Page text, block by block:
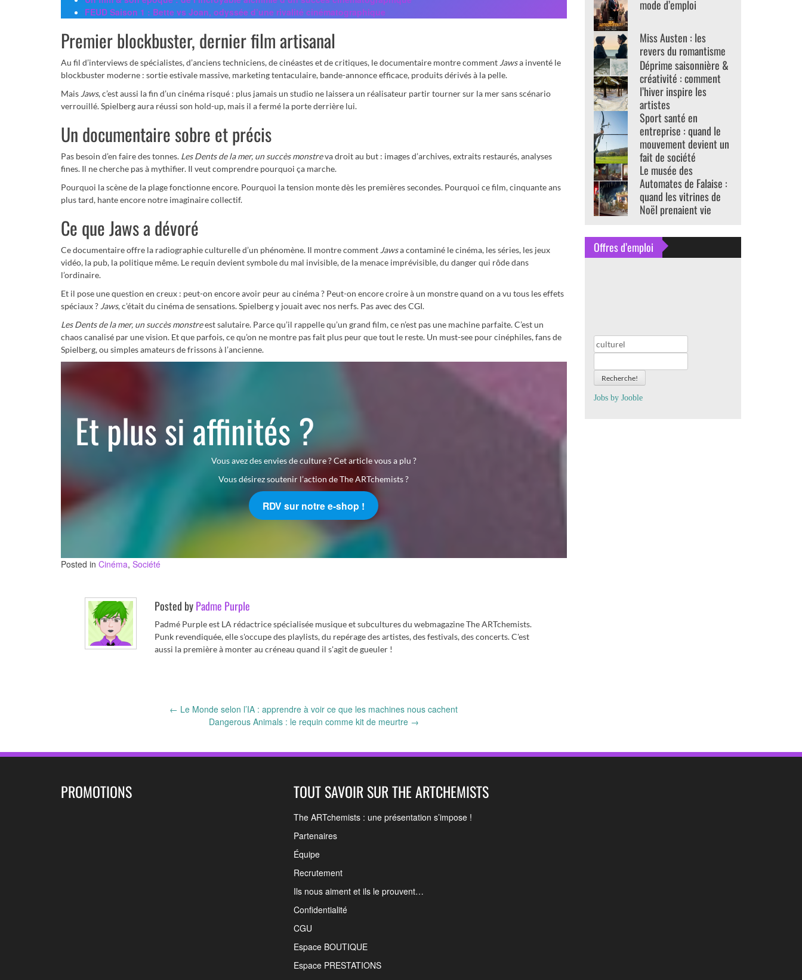
FEUD Saison 1 : Bette vs Joan, odyssée d’une rivalité cinématographique
Premier blockbuster, dernier film artisanal
Au fil d’interviews de spécialistes, d’anciens techniciens, de cinéastes et de critiques, le documentaire montre comment Jawsa inventé le
blockbuster moderne : sortie estivale massive, marketing tentaculaire, bande-annonce efficace, produits dérivés à la pelle.
Mais Jaws, c’est aussi la fin d’un cinéma risqué : plus jamais un studio ne laissera un réalisateur partir tourner sur la mer sans scénario
verrouillé. Spielberg aura réussi son hold-up, mais il a fermé la porte derrière lui.
Un documentaire sobre et précis
Pas besoin d’en faire des tonnes. Les Dents de la mer, un succès monstreva droit au but : images d’archives, extraits restaurés, analyses
fines. Il ne cherche pas à mythifier. Il veut comprendre pourquoi ça marche.
Pourquoi la scène de la plage fonctionne encore. Pourquoi la tension monte dès les premières secondes. Pourquoi ce film, cinquante ans
plus tard, hante encore notre imaginaire collectif.
Ce que Jaws a dévoré
Ce documentaire offre la radiographie culturelle d’un phénomène. Il montre comment Jawsa contaminé le cinéma, les séries, les jeux
vidéo, la pub, la politique même. Le requin devient symbole du mal invisible, de la menace imprévisible, du danger qui rôde dans
l’ordinaire.
Et il pose une question en creux : peut-on encore avoir peur au cinéma ? Peut-on encore croire à un monstre quand on a vu tous les effets
spéciaux ? Jaws, c’était du cinéma de sensations. Spielberg y jouait avec nos nerfs. Pas avec des CGI.
Les Dents de la mer, un succès monstreest salutaire. Parce qu’il rappelle qu’un grand film, ce n’est pas une machine parfaite. C’est un
chaos canalisé par une vision. Et que parfois, ce qu’on ne montre pas fait plus peur que tout le reste. Un must-see pour cinéphiles, fans de
Spielberg, ou simples amateurs de frissons à l’ancienne.
Et plus si affinités ?
Vous avez des envies de culture ? Cet article vous a plu ?
Vous désirez soutenir l’action de The ARTchemists ?
RDV sur notre e-shop !
Posted in Cinéma, Société
Posted byPadme Purple
Padmé Purple est LA rédactrice spécialisée musique et subcultures du webmagazine The ARTchemists.
Punk revendiquée, elle s'occupe des playlists, du repérage des artistes, des festivals, des concerts. C'est
aussi la première à monter au créneau quand il s'agit de gueuler !
← Le Monde selon l’IA : apprendre à voir ce que les machines nous cachent
Dangerous Animals : le requin comme kit de meurtre →
mode d’emploi
Miss Austen : les
revers du romantisme
Déprime saisonnière &
créativité : comment
l’hiver inspire les
artistes
Sport santé en
entreprise : quand le
mouvement devient un
fait de société
Le musée des
Automates de Falaise :
quand les vitrines de
Noël prenaient vie
Offres d’emploi
Recherche!
Jobs by Jooble
PROMOTIONS TOUT SAVOIR SUR THE ARTCHEMISTS
The ARTchemists : une présentation s’impose !
Partenaires
Équipe
Recrutement
Ils nous aiment et ils le prouvent…
Confidentialité
CGU
Espace BOUTIQUE
Espace PRESTATIONS